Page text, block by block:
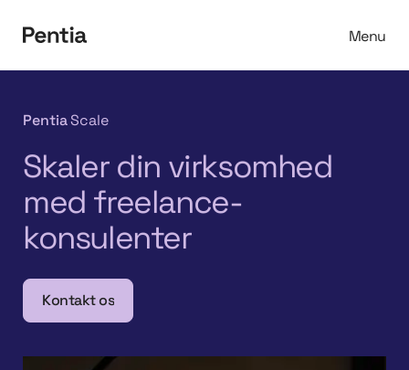
Menu
PentiaScale
Skaler din virksomhed
med freelance-
konsulenter
Kontakt os